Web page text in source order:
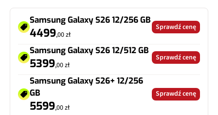
Samsung Galaxy S26 12/256 GB
4499,00 zł
Sprawdź cenę
Samsung Galaxy S26 12/512 GB
5399,00 zł
Sprawdź cenę
Samsung Galaxy S26+ 12/256
GB
5599,00 zł
Sprawdź cenę